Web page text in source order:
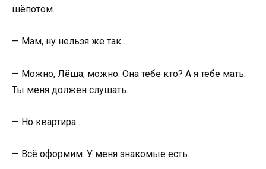
шёпотом.
— Мам, ну нельзя же так…
— Можно, Лёша, можно. Она тебе кто? А я тебе мать.
Ты меня должен слушать.
— Но квартира…
— Всё оформим. У меня знакомые есть.